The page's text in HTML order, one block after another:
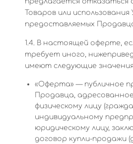
Товаров или использования
предоставляемых
1.4. В настоящей оферте,
требует иного,
имеют следующие
«Оферта» — публичное
Продавца,
физическому лицу
индивидуальному
юридическому лицу,
договор купли-продажи